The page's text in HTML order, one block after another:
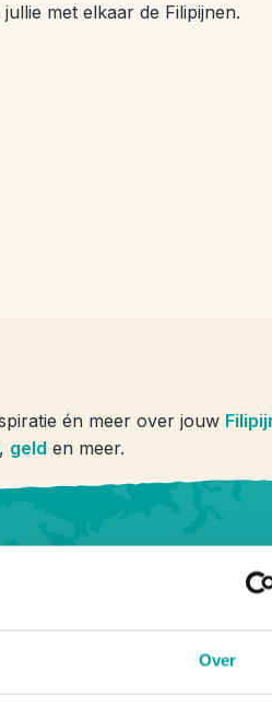
Over
met elkaar de Filipijnen.
én meer over jouw
, geld en meer.